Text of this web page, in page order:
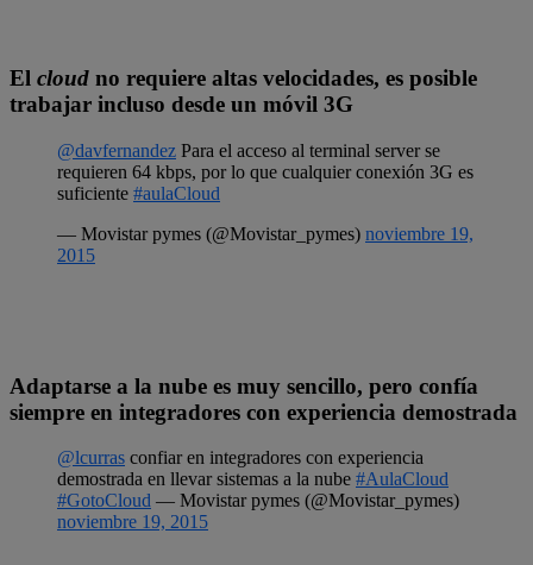
El cloud no requiere altas velocidades, es posible
trabajar incluso desde un móvil 3G
@davfernandez Para el acceso al terminal server se
requieren 64 kbps, por lo que cualquier conexión 3G es
suficiente #aulaCloud
— Movistar pymes (@Movistar_pymes) noviembre 19,
2015
Adaptarse a la nube es muy sencillo, pero confía
siempre en integradores con experiencia demostrada
@lcurras confiar en integradores con experiencia
demostrada en llevar sistemas a la nube #AulaCloud
#GotoCloud — Movistar pymes (@Movistar_pymes)
noviembre 19, 2015